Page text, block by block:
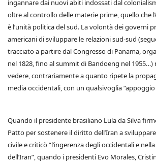
ingannare dai nuovi abiti indossati dal
oltre al controllo delle materie prime, quello che
è l’unità politica del sud. La volontà dei governi
americani di sviluppare le relazioni sud-sud
tracciato a partire dal Congresso di Panama,
nel 1828, fino al summit di Bandoeng nel 1955…)
vedere, contrariamente a quanto ripete la
media occidentali, con un qualsivoglia
Quando il presidente brasiliano Lula da Silva
Patto per sostenere il diritto dell’Iran a
civile e criticò “l’ingerenza degli occidentali e
dell’Iran”, quando i presidenti Evo Morales,